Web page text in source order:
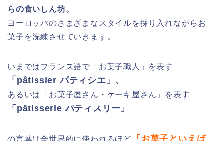
らの食いしん坊。
ヨーロッパのさまざまなスタイルを採り入れながらお
菓子を洗練させていきます。
いまではフランス語で「お菓子職人」を表す
「pâtissier パティシエ」、
あるいは「お菓子屋さん・ケーキ屋さん」を表す
「pâtisserie パティスリー」
の言葉は全世界的に使われるほど
「お菓子といえば